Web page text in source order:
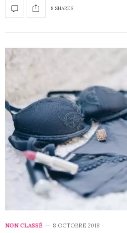
8 SHARES
NON CLASSÉ 8 OCTOBRE 2018